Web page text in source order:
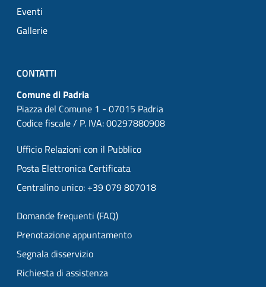
Eventi
Gallerie
CONTATTI
Comune di Padria
Piazza del Comune 1 - 07015 Padria
Codice fiscale / P. IVA: 00297880908
Ufficio Relazioni con il Pubblico
Posta Elettronica Certificata
Centralino unico: +39 079 807018
Domande frequenti (FAQ)
Prenotazione appuntamento
Segnala disservizio
Richiesta di assistenza